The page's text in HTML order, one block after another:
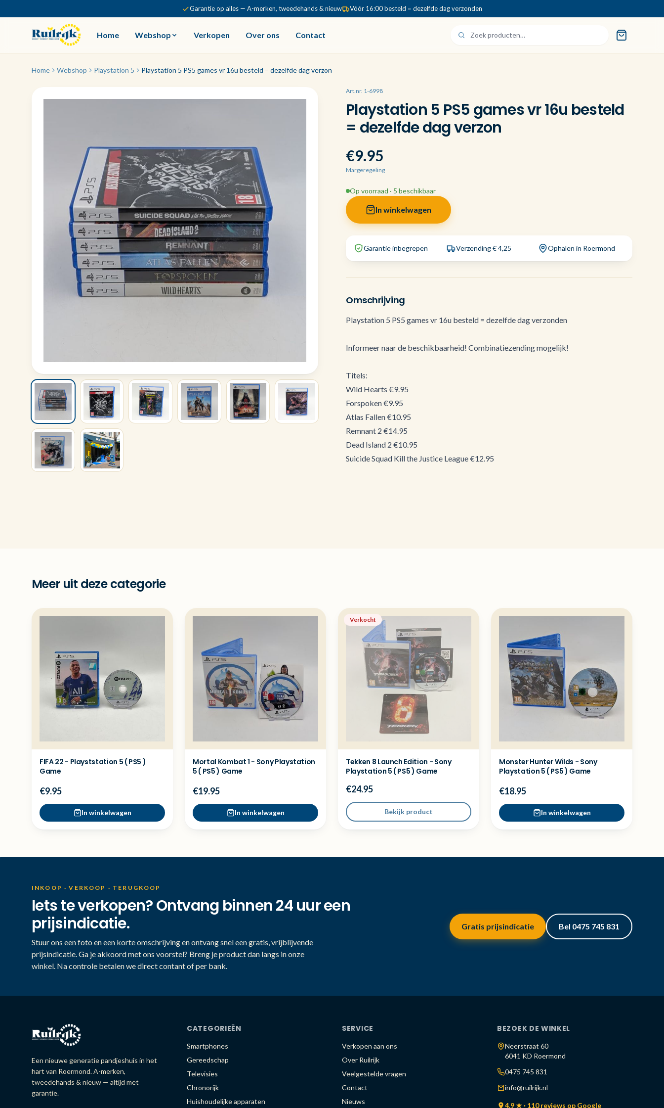
Garantie op alles — A-merken, tweedehands & nieuw Vóór 16:00 besteld = dezelfde dag verzonden
Home Webshop Verkopen Over ons Contact
Home Webshop Playstation 5 Playstation 5 PS5 games vr 16u besteld = dezelfde dag verzon
Art.nr. 1-6998
Playstation 5 PS5 games vr 16u besteld
= dezelfde dag verzon
€9.95
Margeregeling
Op voorraad · 5 beschikbaar
In winkelwagen
Garantie inbegrepen Verzending € 4,25 Ophalen in Roermond
Omschrijving
Playstation 5 PS5 games vr 16u besteld = dezelfde dag verzonden
Informeer naar de beschikbaarheid! Combinatiezending mogelijk!
Titels:
Wild Hearts €9.95
Forspoken €9.95
Atlas Fallen €10.95
Remnant 2 €14.95
Dead Island 2 €10.95
Suicide Squad Kill the Justice League €12.95
Meer uit deze categorie
FIFA 22 - Playststation 5 ( PS5 )
Game
€9.95
In winkelwagen
Mortal Kombat 1 - Sony Playstation
5 ( PS5 ) Game
€19.95
In winkelwagen
Verkocht
Tekken 8 Launch Edition - Sony
Playstation 5 ( PS5 ) Game
€24.95
Bekijk product
Monster Hunter Wilds - Sony
Playstation 5 ( PS5 ) Game
€18.95
In winkelwagen
INKOOP · VERKOOP · TERUGKOOP
Iets te verkopen? Ontvang binnen 24 uur een
prijsindicatie.
Stuur ons een foto en een korte omschrijving en ontvang snel een gratis, vrijblijvende
prijsindicatie. Ga je akkoord met ons voorstel? Breng je product dan langs in onze
winkel. Na controle betalen we direct contant of per bank.
Gratis prijsindicatie Bel 0475 745 831
Een nieuwe generatie pandjeshuis in het
hart van Roermond. A-merken,
tweedehands & nieuw — altijd met
garantie.
CATEGORIEËN
Smartphones
Gereedschap
Televisies
Chronorijk
Huishoudelijke apparaten
SERVICE
Verkopen aan ons
Over Ruilrijk
Veelgestelde vragen
Contact
Nieuws
BEZOEK DE WINKEL
Neerstraat 60
6041 KD Roermond
0475 745 831
info@ruilrijk.nl
4.9 ★ · 110 reviews op Google